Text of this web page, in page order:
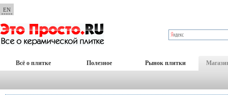
EN
Всё о плитке Полезное Рынок плитки